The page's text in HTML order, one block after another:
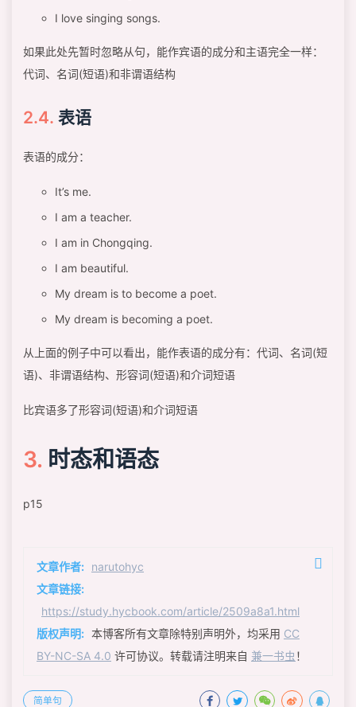
I love singing songs.
如果此处先暂时忽略从句，能作宾语的成分和主语完全一样：
代词、名词(短语)和非谓语结构
表语
表语的成分：
It’s me.
I am a teacher.
I am in Chongqing.
I am beautiful.
My dream is to become a poet.
My dream is becoming a poet.
从上面的例子中可以看出，能作表语的成分有：代词、名词(短
语)、非谓语结构、形容词(短语)和介词短语
比宾语多了形容词(短语)和介词短语
时态和语态
p15
文章作者: narutohyc
文章链接:
https://study.hycbook.com/article/2509a8a1.html
版权声明: 本博客所有文章除特别声明外，均采用 CC
BY-NC-SA 4.0 许可协议。转载请注明来自 兼一书虫 ！
简单句